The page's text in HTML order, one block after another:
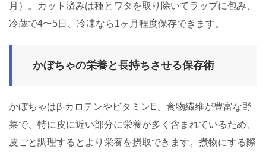
月）。カット済みは種とワタを取り除いてラップに包み、
冷蔵で4〜5日、冷凍なら1ヶ月程度保存できます。
かぼちゃの栄養と長持ちさせる保存術
かぼちゃはβ-カロテンやビタミンE、食物繊維が豊富な野
菜で、特に皮に近い部分に栄養が多く含まれているため、
皮ごと調理するとより栄養を摂取できます。煮物にする際